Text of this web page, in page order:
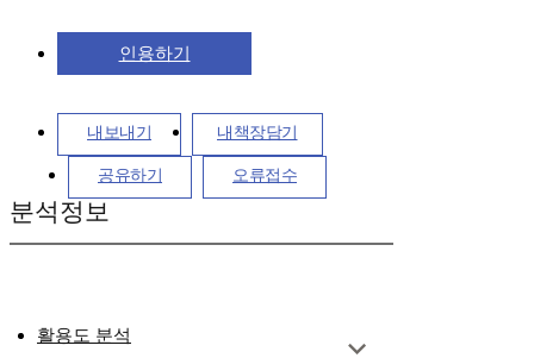
인용하기
내보내기 내책장담기
공유하기 오류접수
분석정보
활용도 분석